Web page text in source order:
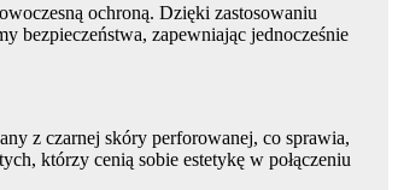
ochroną. Dzięki zastosowaniu
bezpieczeństwa, zapewniając jednocześnie
z czarnej skóry perforowanej, co sprawia,
którzy cenią sobie estetykę w połączeniu